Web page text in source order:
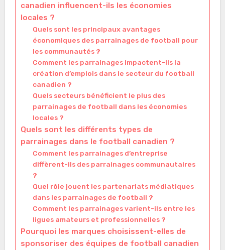
canadien influencent-ils les économies
locales ?
Quels sont les principaux avantages
économiques des parrainages de football pour
les communautés ?
Comment les parrainages impactent-ils la
création d’emplois dans le secteur du football
canadien ?
Quels secteurs bénéficient le plus des
parrainages de football dans les économies
locales ?
Quels sont les différents types de
parrainages dans le football canadien ?
Comment les parrainages d’entreprise
diffèrent-ils des parrainages communautaires
?
Quel rôle jouent les partenariats médiatiques
dans les parrainages de football ?
Comment les parrainages varient-ils entre les
ligues amateurs et professionnelles ?
Pourquoi les marques choisissent-elles de
sponsoriser des équipes de football canadien